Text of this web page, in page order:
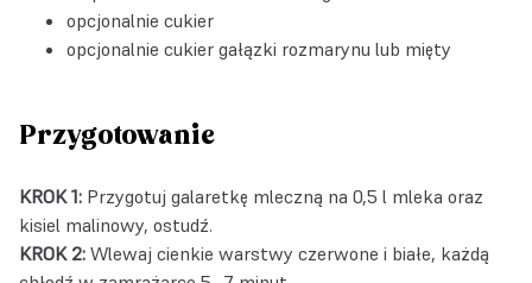
opcjonalnie cukier
opcjonalnie cukier gałązki rozmarynu lub mięty
Przygotowanie
KROK 1: Przygotuj galaretkę mleczną na 0,5 l mleka oraz
kisiel malinowy, ostudź.
KROK 2: Wlewaj cienkie warstwy czerwone i białe, każdą